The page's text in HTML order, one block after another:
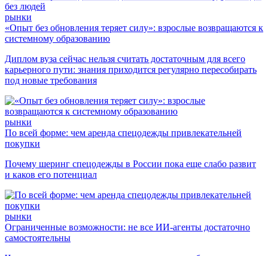
рынки
«Опыт без обновления теряет силу»: взрослые возвращаются к
системному образованию
Диплом вуза сейчас нельзя считать достаточным для всего
карьерного пути: знания приходится регулярно пересобирать
под новые требования
рынки
По всей форме: чем аренда спецодежды привлекательней
покупки
Почему шеринг спецодежды в России пока еще слабо развит
и каков его потенциал
рынки
Ограниченные возможности: не все ИИ-агенты достаточно
самостоятельны